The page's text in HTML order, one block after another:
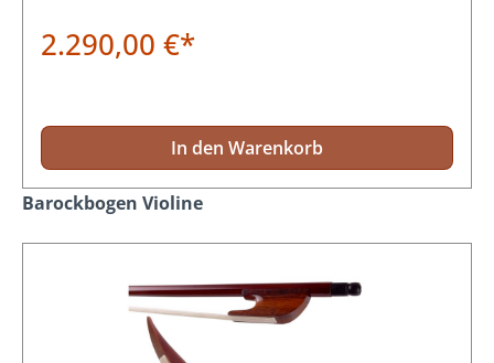
2.290,00 €*
In den Warenkorb
Produktgalerie überspringen
Barockbogen Violine